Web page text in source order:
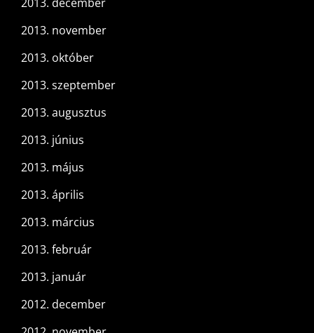
2013. november
2013. október
2013. szeptember
2013. augusztus
2013. június
2013. május
2013. április
2013. március
2013. február
2013. január
2012. december